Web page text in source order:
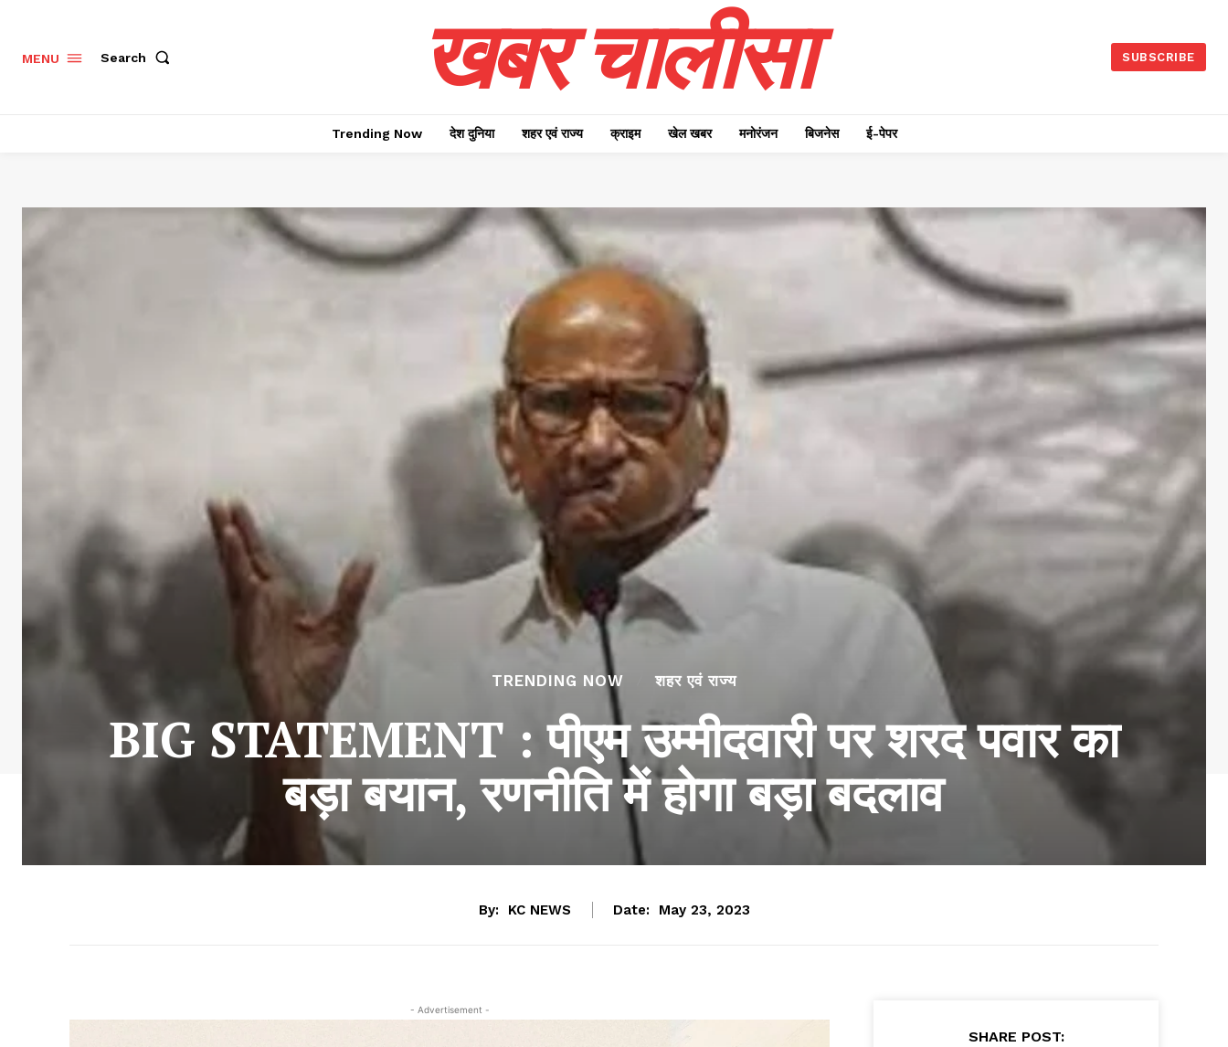
MENU Search खबर चालीसा SUBSCRIBE
Trending Now देश दुनिया शहर एवं राज्य क्राइम खेल खबर मनोरंजन बिजनेस ई-पेपर
TRENDING NOW शहर एवं राज्य
BIG STATEMENT : पीएम उम्मीदवारी पर शरद पवार का
बड़ा बयान, रणनीति में होगा बड़ा बदलाव
By: KC NEWS Date: May 23, 2023
- Advertisement -
SHARE POST: